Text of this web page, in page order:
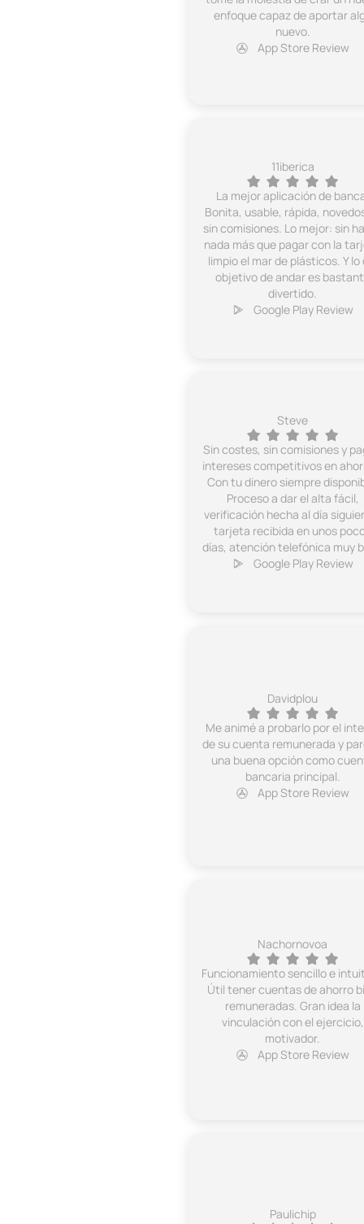
enfoque capaz de aportar
nuevo.
App Store Review
11iberica
La mejor aplicación de
Bonita, usable, rápida,
sin comisiones. Lo mejor: sin
nada más que pagar con la
limpio el mar de plásticos. Y lo
objetivo de andar es
divertido.
Google Play Review
Steve
Sin costes, sin comisiones y
intereses competitivos en
Con tu dinero siempre
Proceso a dar el alta fácil,
verificación hecha al día
tarjeta recibida en unos
días, atención telefónica muy
Google Play Review
Davidplou
Me animé a probarlo por el
de su cuenta remunerada y
una buena opción como
bancaria principal.
App Store Review
Nachornovoa
Funcionamiento sencillo e
Útil tener cuentas de ahorro
remuneradas. Gran idea la
vinculación con el ejercicio,
motivador.
App Store Review
Paulichip